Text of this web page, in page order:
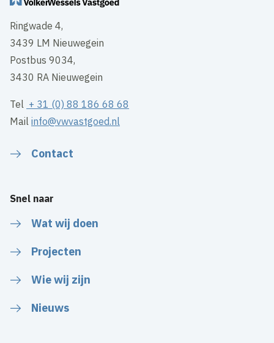
Ringwade 4,
3439 LM Nieuwegein
Postbus 9034,
3430 RA Nieuwegein
Tel + 31 (0) 88 186 68 68
Mailinfo@vwvastgoed.nl
Contact
Snel naar
Wat wij doen
Projecten
Wie wij zijn
Nieuws